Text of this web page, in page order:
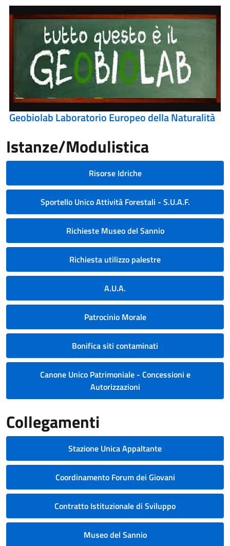
Geobiolab Laboratorio Europeo della Naturalità
Istanze/Modulistica
Risorse Idriche
Sportello Unico Attività Forestali - S.U.A.F.
Richieste Museo del Sannio
Richiesta utilizzo palestre
A.U.A.
Patrocinio Morale
Bonifica siti contaminati
Canone Unico Patrimoniale - Concessioni e
Autorizzazioni
Collegamenti
Stazione Unica Appaltante
Coordinamento Forum dei Giovani
Contratto Istituzionale di Sviluppo
Museo del Sannio